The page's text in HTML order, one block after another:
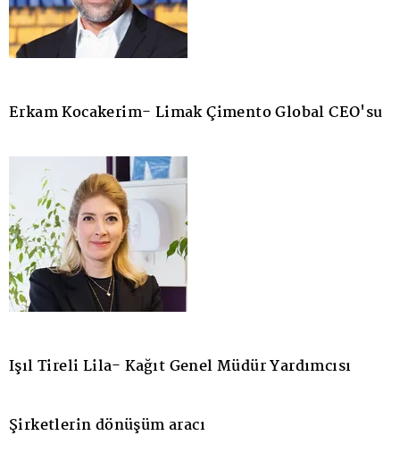
Erkam Kocakerim- Limak Çimento Global CEO'su
Işıl Tireli Lila- Kağıt Genel Müdür Yardımcısı
Şirketlerin dönüşüm aracı